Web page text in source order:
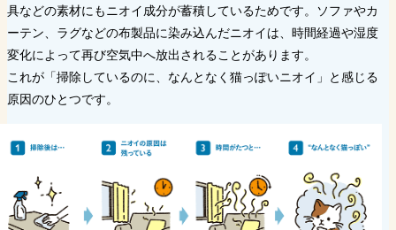
具などの素材にもニオイ成分が蓄積しているためです。ソファやカ
ーテン、ラグなどの布製品に染み込んだニオイは、時間経過や湿度
変化によって再び空気中へ放出されることがあります。
これが「掃除しているのに、なんとなく猫っぽいニオイ」と感じる
原因のひとつです。